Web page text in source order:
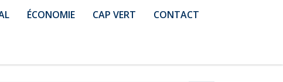
ÉCONOMIE CAP VERT CONTACT